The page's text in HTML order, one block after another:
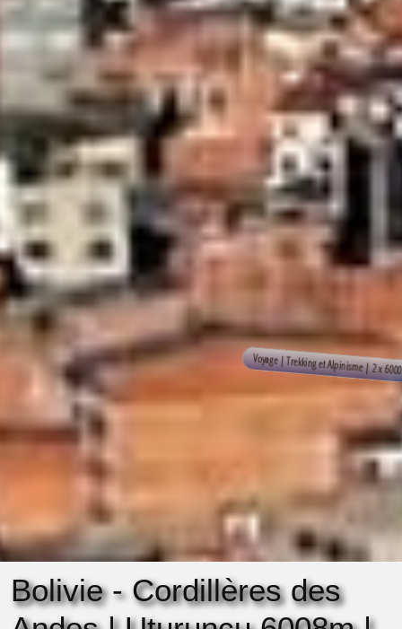
Bolivie - Cordillères des